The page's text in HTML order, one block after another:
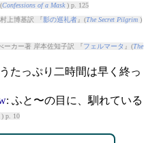
Confessions of a Mask) p. 125
上博基訳 『影の巡礼者』(The Secret Pilgrim)
ーカー著 岸本佐知子訳 『フェルマータ 』(The
たっぷり二時間は早く終っ
: ふと〜の目に、馴れている
p. 10